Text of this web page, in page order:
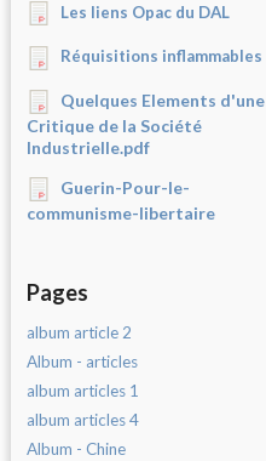
Les liens Opac du DAL
Réquisitions inflammables
Quelques Elements d'une
Critique de la Société
Industrielle.pdf
Guerin-Pour-le-
communisme-libertaire
Pages
album article 2
Album - articles
album articles 1
album articles 4
Album - Chine